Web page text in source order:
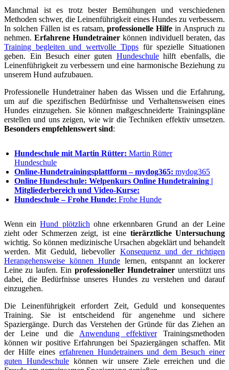
Manchmal ist es trotz bester Bemühungen und verschiedenen
Methoden schwer, die Leinenführigkeit eines Hundes zu verbessern.
In solchen Fällen ist es ratsam,professionelle Hilfe in Anspruch zu
nehmen. Erfahrene Hundetrainer können individuell beraten, das
Training begleiten und wertvolle Tippsfür spezielle Situationen
geben. Ein Besuch einer guten Hundeschulehilft ebenfalls, die
Leinenführigkeit zu verbessern und eine harmonische Beziehung zu
unserem Hund aufzubauen.
Professionelle Hundetrainer haben das Wissen und die Erfahrung,
um auf die spezifischen Bedürfnisse und Verhaltensweisen eines
Hundes einzugehen. Sie können maßgeschneiderte Trainingspläne
erstellen und uns zeigen, wie wir die Techniken effektiv umsetzen.
Besonders empfehlenswert sind:
Hundeschule mit Martin Rütter: Martin Rütter
Hundeschule
Online-Hundetrainingsplattform – mydog365: mydog365
Online Hundeschule: Welpenkurs Online Hundetraining |
Mitgliederbereich und Video-Kurse:
Hundeschule – Frohe Hunde: Frohe Hunde
Wenn einHund plötzlich ohne erkennbaren Grund an der Leine
zieht oder Schmerzen zeigt, ist eine tierärztliche Untersuchung
wichtig. So können medizinische Ursachen abgeklärt und behandelt
werden. Mit Geduld, liebevoller Konsequenz und der richtigen
Herangehensweise können Hunde lernen, entspannt an lockerer
Leine zu laufen. Ein professioneller Hundetrainer unterstützt uns
dabei, die Bedürfnisse unseres Hundes zu verstehen und darauf
einzugehen.
Die Leinenführigkeit erfordert Zeit, Geduld und konsequentes
Training. Sie ist entscheidend für angenehme und sichere
Spaziergänge. Durch das Verstehen der Gründe für das Ziehen an
der Leine und die Anwendung effektiverTrainingsmethoden
können wir positive Erfahrungen bei Spaziergängen schaffen. Mit
der Hilfe eines erfahrenen Hundetrainers und dem Besuch einer
guten Hundeschule können wir unsere Ziele erreichen und die